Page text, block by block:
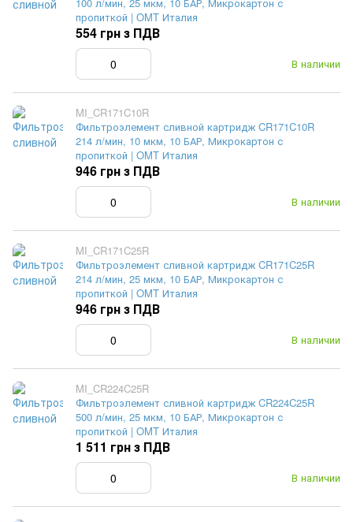
пропиткой | OMT Италия
В наличии
554 грн з ПДВ
MI_CR171C10R
Фильтроэлемент сливной картридж CR171C10R
214 л/мин, 10 мкм, 10 БАР, Микрокартон с
пропиткой | OMT Италия
В наличии
946 грн з ПДВ
MI_CR171C25R
Фильтроэлемент сливной картридж CR171C25R
214 л/мин, 25 мкм, 10 БАР, Микрокартон с
пропиткой | OMT Италия
В наличии
946 грн з ПДВ
MI_CR224C25R
Фильтроэлемент сливной картридж CR224C25R
500 л/мин, 25 мкм, 10 БАР, Микрокартон с
пропиткой | OMT Италия
В наличии
1 511 грн з ПДВ